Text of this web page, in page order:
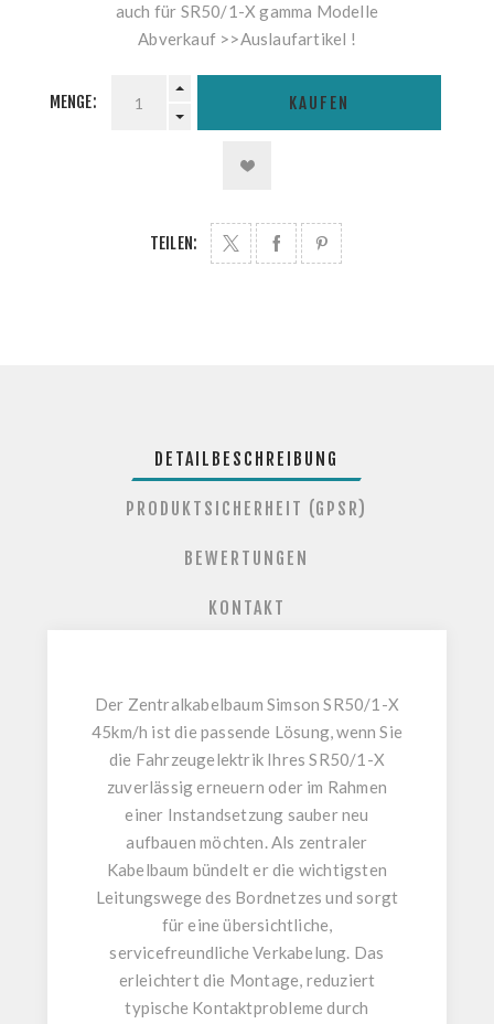
auch für SR50/1-X gamma Modelle
Abverkauf >>Auslaufartikel !
MENGE: KAUFEN
TEILEN:
DETAILBESCHREIBUNG
PRODUKTSICHERHEIT (GPSR)
BEWERTUNGEN
KONTAKT
Der Zentralkabelbaum Simson SR50/1-X
45km/h ist die passende Lösung, wenn Sie
die Fahrzeugelektrik IhresSR50/1-X
zuverlässig erneuern oder im Rahmen
einer Instandsetzung sauber neu
aufbauen möchten. Als zentraler
Kabelbaum bündelt er die wichtigsten
Leitungswege des Bordnetzes und sorgt
für eine übersichtliche,
servicefreundliche Verkabelung. Das
erleichtert die Montage, reduziert
typische Kontaktprobleme durch